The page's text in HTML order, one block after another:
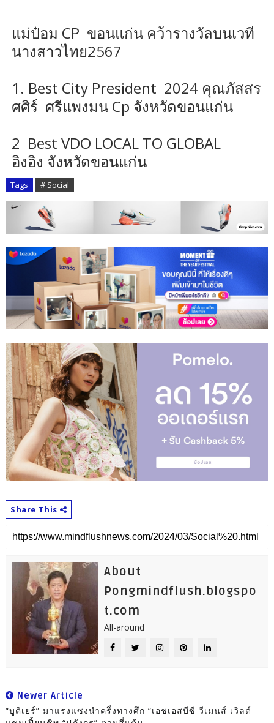
แม่ป๋อม CP ขอนแก่น คว้ารางวัลบนเวที
นางสาวไทย2567
1. Best City President 2024 คุณภัสสร
ศศิร์ ศรีแพงมน Cp จังหวัดขอนแก่น
2 Best VDO LOCAL TO GLOBAL
อิงอิง จังหวัดขอนแก่น
Tags # Social
Share This
About
Pongmindflush.blogspo
t.com
All-around
Newer Article
“บูติเยร์” มาแรงแซงนำครึ่งทางศึก “เอชเอสบีซี วีเมนส์ เวิลด์